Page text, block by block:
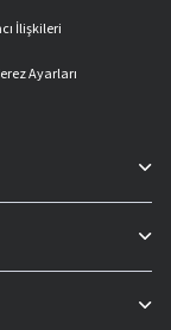
İlişkileri
Ayarları